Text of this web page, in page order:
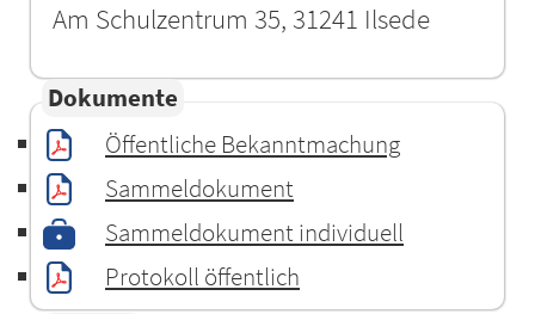
Am Schulzentrum 35, 31241 Ilsede
Dokumente
Öffentliche Bekanntmachung
Sammeldokument
Sammeldokument individuell
Protokoll öffentlich